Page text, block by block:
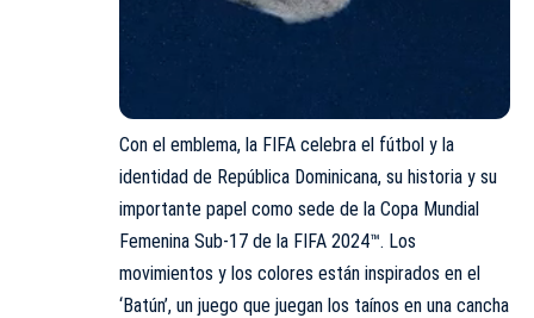
Con el emblema, la FIFA celebra el fútbol y la
identidad de República Dominicana, su historia y su
importante papel como sede de la Copa Mundial
Femenina Sub-17 de la FIFA 2024™. Los
movimientos y los colores están inspirados en el
‘Batún’, un juego que juegan los taínos en una cancha